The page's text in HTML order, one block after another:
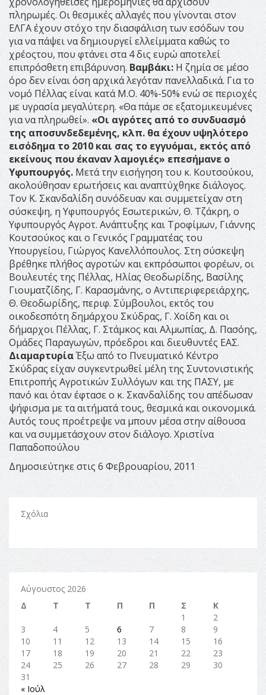
πληρωμές. Οι θεσμικές αλλαγές που γίνονται στον
ΕΛΓΑ έχουν στόχο την διασφάλιση των εσόδων του
για να πάψει να δημιουργεί ελλείμματα καθώς το
χρέοςτου, που φτάνει στα 4 δις ευρώ αποτελεί
επιπρόσθετη επιβάρυνση.Βαμβάκι:Η ζημία σε μέσο
όρο δεν είναι όση αρχικά λεγόταν πανελλαδικά. Για το
νομό Πέλλας είναι κατά Μ.Ο. 40%-50% ενώ σε περιοχές
με υγρασία μεγαλύτερη. «Θα πάμε σε εξατομικευμένες
για να πληρωθεί».«Οι αγρότες από το συνδυασμό
της αποσυνδεδεμένης, κλπ. θα έχουν υψηλότερο
εισόδημα το 2010 και σας το εγγυόμαι, εκτός από
εκείνους που έκαναν λαμογιές» επεσήμανε ο
Υφυπουργός. Μετά την εισήγηση του κ. Κουτσούκου,
ακολούθησαν ερωτήσεις και αναπτύχθηκε διάλογος.
Τον Κ. Σκανδαλίδη συνόδευαν και συμμετείχαν στη
σύσκεψη, η Υφυπουργός Εσωτερικών, Θ. Τζάκρη, ο
Υφυπουργός Αγροτ. Ανάπτυξης και Τροφίμων, Γιάννης
Κουτσούκος και ο Γενικός Γραμματέας του
Υπουργείου, Γιώργος Κανελλόπουλος. Στη σύσκεψη
βρέθηκε πλήθος αγροτών και εκπρόσωποι φορέων, οι
Βουλευτές της Πέλλας, Ηλίας Θεοδωρίδης, Βασίλης
Γιουματζίδης, Γ. Καρασμάνης, ο Αντιπεριφερειάρχης,
Θ. Θεοδωρίδης, περιφ. Σύμβουλοι, εκτός του
οικοδεσπότη δημάρχου Σκύδρας, Γ. Χοίδη και οι
δήμαρχοι Πέλλας, Γ. Στάμκος και Αλμωπίας, Δ. Πασόης,
Ομάδες Παραγωγών, πρόεδροι και διευθυντές ΕΑΣ.
ΔιαμαρτυρίαΈξω από το Πνευματικό Κέντρο
Σκύδρας είχαν συγκεντρωθεί μέλη της Συντονιστικής
Επιτροπής Αγροτικών Συλλόγων και της ΠΑΣΥ, με
πανό και όταν έφτασε ο κ. Σκανδαλίδης του απέδωσαν
ψήφισμα με τα αιτήματά τους, θεσμικά και οικονομικά.
Αυτός τους προέτρεψε να μπουν μέσα στην αίθουσα
και να συμμετάσχουν στον διάλογο. Χριστίνα
Παπαδοπούλου
Δημοσιεύτηκε στις 6 Φεβρουαρίου, 2011
Σχόλια
Αύγουστος 2026
Δ
Τ Τ Π Π Σ
Κ
1
2
3
4 5 6 7 8
9
10
11 12 13 14 15
16
17
18 19 20 21 22
23
24
25 26 27 28 29
30
31
« Ιούλ